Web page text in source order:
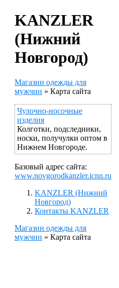
KANZLER
(Нижний
Новгород)
Магазин одежды для
мужчин » Карта сайта
Чулочно-носочные
изделия
Колготки, подследники,
носки, получулки оптом в
Нижнем Новгороде.
Базовый адрес сайта:
www.novgorodkanzler.icnn.ru
KANZLER (Нижний
Новгород)
Контакты KANZLER
Магазин одежды для
мужчин » Карта сайта